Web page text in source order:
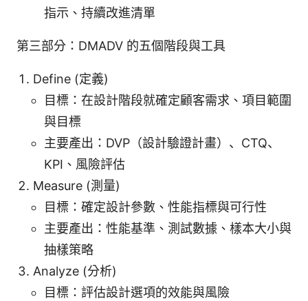
指示、持續改進清單
第三部分：DMADV 的五個階段與工具
Define (定義)
目標：在設計階段就確定顧客需求、項目範圍
與目標
主要產出：DVP（設計驗證計畫）、CTQ、
KPI、風險評估
Measure (測量)
目標：確定設計參數、性能指標與可行性
主要產出：性能基準、測試數據、樣本大小與
抽樣策略
Analyze (分析)
目標：評估設計選項的效能與風險